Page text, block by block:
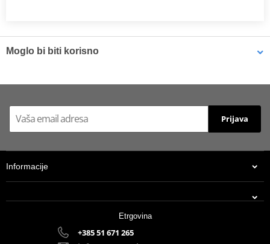
Moglo bi biti korisno
ml (ideal for workshops)
Prijava
Informacije
Etrgovina
+385 51 671 265